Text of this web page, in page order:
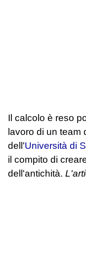
Il calcolo è reso
lavoro di un team
dell'Università di
il compito di
dell'antichità.